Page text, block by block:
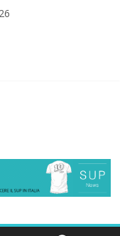
Calabria
Gallico torna la festa
la giornata della
lo IOR